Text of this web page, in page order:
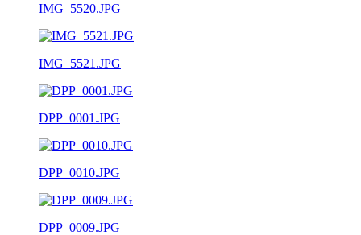
IMG_5520.JPG
IMG_5521.JPG
DPP_0001.JPG
DPP_0010.JPG
DPP_0009.JPG